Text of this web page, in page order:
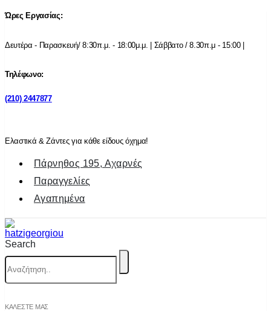
Ώρες Εργασίας:
Δευτέρα - Παρασκευή/ 8:30π.μ. - 18:00μ.μ. | Σάββατο / 8.30π.μ - 15:00 |
Τηλέφωνο:
(210) 2447877
Ελαστικά & Ζάντες για κάθε είδους όχημα!
Πάρνηθος 195, Αχαρνές
Παραγγελίες
Αγαπημένα
Search
ΚΑΛΕΣΤΕ ΜΑΣ